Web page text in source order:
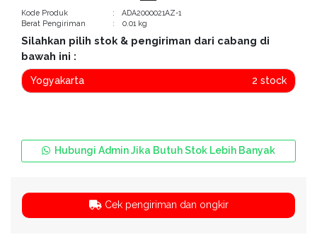
Kode Produk
: ADA2000021AZ-1
Berat Pengiriman
: 0.01 kg
Silahkan pilih stok & pengiriman dari cabang di
bawah ini :
Yogyakarta 2 stock
Hubungi Admin Jika Butuh Stok Lebih Banyak
Cek pengiriman dan ongkir